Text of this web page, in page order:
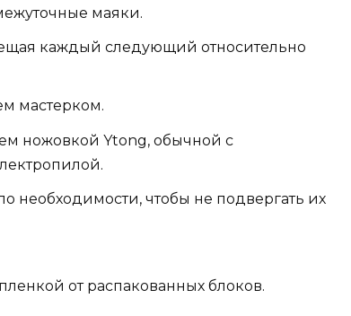
маяки.
каждый следующий относительно
мастерком.
ножовкой Ytong, обычной с
необходимости, чтобы не подвергать их
от распакованных блоков.